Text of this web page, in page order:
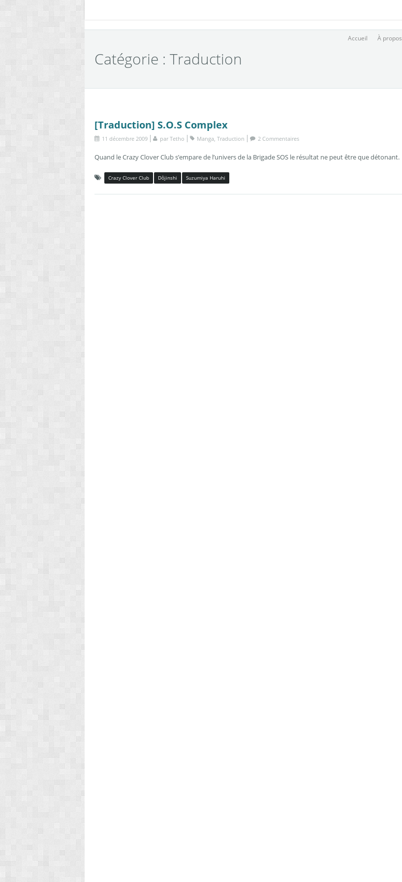
Accueil À propos
Catégorie : Traduction
[Traduction] S.O.S Complex
11 décembre 2009 par Tetho Manga, Traduction 2 Commentaires
Quand le Crazy Clover Club s’empare de l’univers de la Brigade SOS le résultat ne peut être que détonant.
Crazy Clover Club Dôjinshi Suzumiya Haruhi